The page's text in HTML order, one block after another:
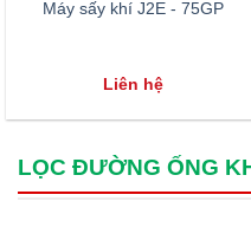
Máy sấy khí J2E - 75GP
Liên hệ
LỌC ĐƯỜNG ỐNG